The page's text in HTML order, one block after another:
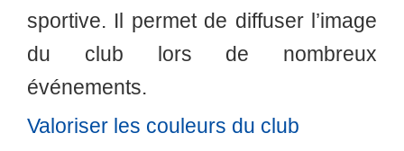
sportive. Il permet de diffuser l’image
du club lors de nombreux
événements.
Valoriser les couleurs du club